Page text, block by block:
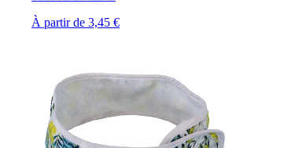
À partir de 3,45 €